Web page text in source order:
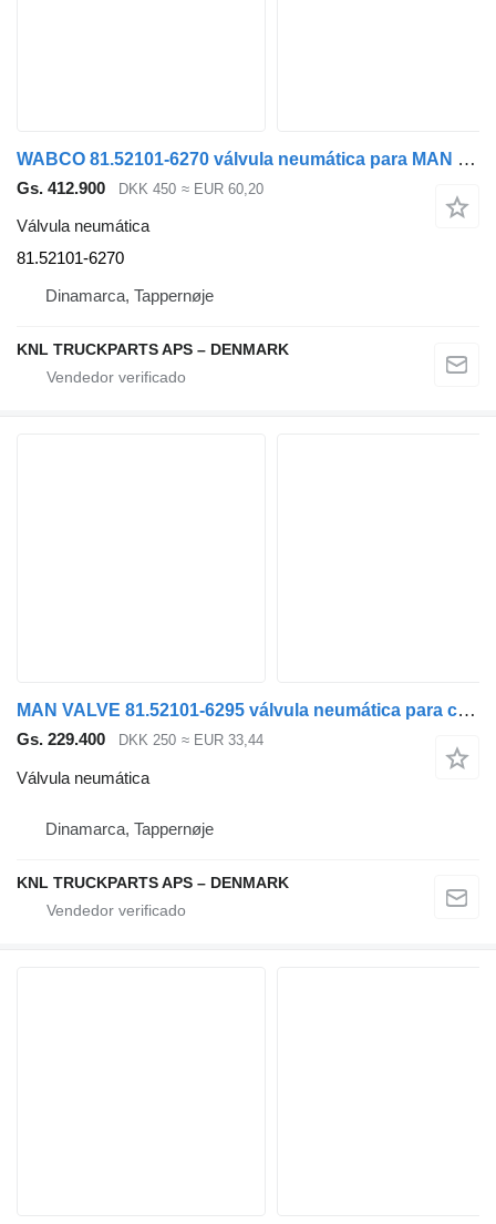
WABCO 81.52101-6270 válvula neumática para MAN camión
Gs. 412.900 DKK 450 ≈ EUR 60,20
Válvula neumática
81.52101-6270
Dinamarca, Tappernøje
KNL TRUCKPARTS APS – DENMARK
MAN VALVE 81.52101-6295 válvula neumática para camión
Gs. 229.400 DKK 250 ≈ EUR 33,44
Válvula neumática
Dinamarca, Tappernøje
KNL TRUCKPARTS APS – DENMARK